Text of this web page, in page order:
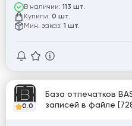
В наличии: 113 шт.
Купили: 0 шт.
Мин. заказ: 1 шт.
0.0
База отпечатков
записей в файле